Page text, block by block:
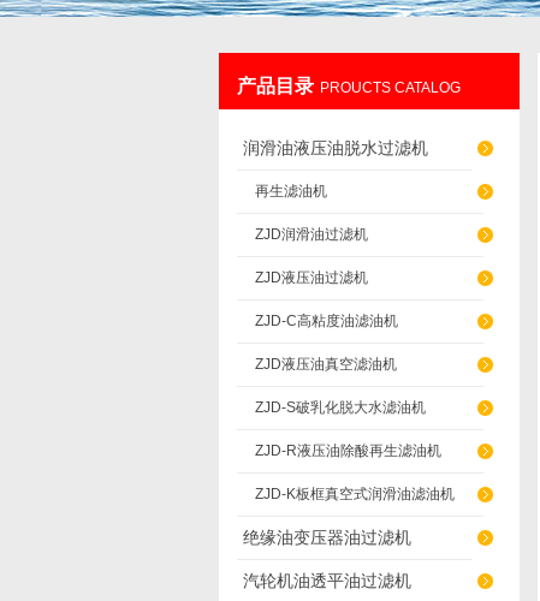
产品目录 PROUCTS CATALOG
润滑油液压油脱水过滤机
再生滤油机
ZJD润滑油过滤机
ZJD液压油过滤机
ZJD-C高粘度油滤油机
ZJD液压油真空滤油机
ZJD-S破乳化脱大水滤油机
ZJD-R液压油除酸再生滤油机
ZJD-K板框真空式润滑油滤油机
绝缘油变压器油过滤机
汽轮机油透平油过滤机